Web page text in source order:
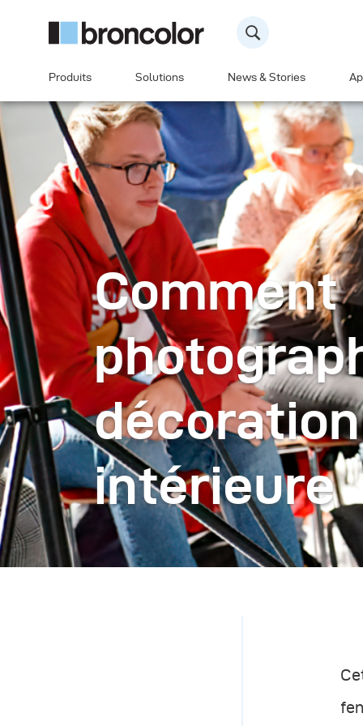
Produits Solutions News & Stories
Comment
décoration
intérieure